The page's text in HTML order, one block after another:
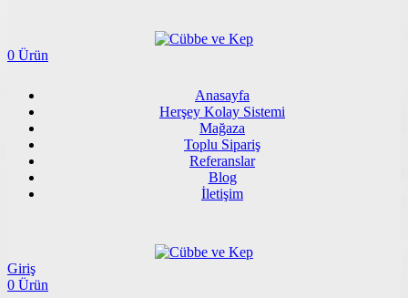
0 Ürün
Anasayfa
Herşey Kolay Sistemi
Mağaza
Toplu Sipariş
Referanslar
Blog
İletişim
Giriş
0 Ürün